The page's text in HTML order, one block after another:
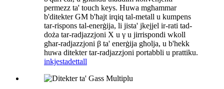
permezz ta' touch keys. Huwa mgħammar
b'ditekter GM b'ħajt irqiq tal-metall u kumpens
tar-rispons tal-enerġija, li jista' jkejjel ir-rati tad-
doża tar-radjazzjoni X u γ u jirrispondi wkoll
għar-radjazzjoni β ta' enerġija għolja, u b'hekk
huwa ditekter tar-radjazzjoni portabbli u prattiku.
inkjestadettall